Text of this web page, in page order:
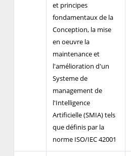
et principes
fondamentaux de la
Conception, la mise
en oeuvre la
maintenance et
l'amélioration d'un
Systeme de
management de
l'Intelligence
Artificielle (SMIA) tels
que définis par la
norme ISO/IEC 42001